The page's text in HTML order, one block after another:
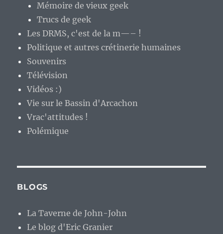
Mémoire de vieux geek
Trucs de geek
Les DRMS, c'est de la m—– !
Politique et autres crétinerie humaines
Souvenirs
Télévision
Vidéos :)
Vie sur le Bassin d'Arcachon
Vrac'attitudes !
Polémique
BLOGS
La Taverne de John-John
Le blog d'Eric Granier